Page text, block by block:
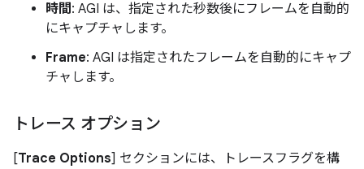
時間: AGI は、指定された秒数後にフレームを自動的
にキャプチャします。
Frame: AGI は指定されたフレームを自動的にキャプ
チャします。
トレース オプション
[Trace Options] セクションには、トレースフラグを構